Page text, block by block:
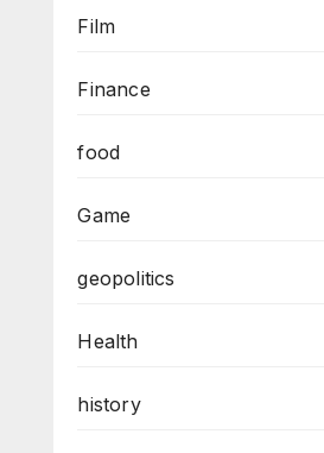
Film
Finance
food
Game
geopolitics
Health
history